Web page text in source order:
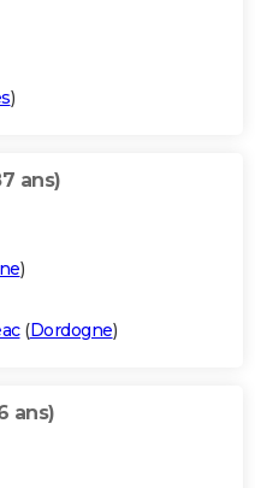
)
ans)
)
(Dordogne)
ans)